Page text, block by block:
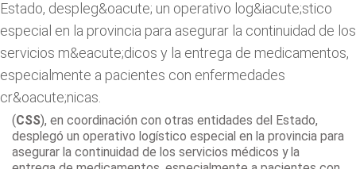
(CSS), en coordinación con otras entidades del Estado,
desplegó un operativo logístico especial en la provincia para
asegurar la continuidad de los servicios médicos y la